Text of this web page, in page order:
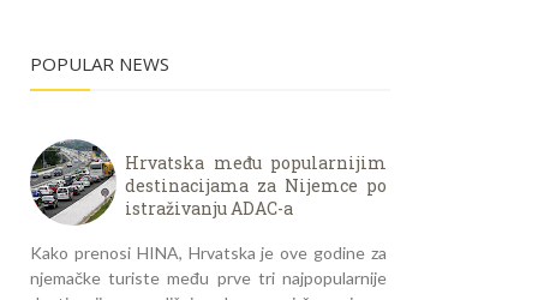
POPULAR NEWS
Hrvatska među popularnijim
destinacijama za Nijemce po
istraživanju ADAC-a
Kako prenosi HINA, Hrvatska je ove godine za
njemačke turiste među prve tri najpopularnije